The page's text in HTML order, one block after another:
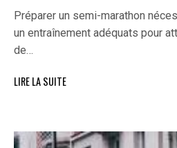
Préparer un semi-marathon
un entraînement adéquats pour
de…
LIRE LA SUITE